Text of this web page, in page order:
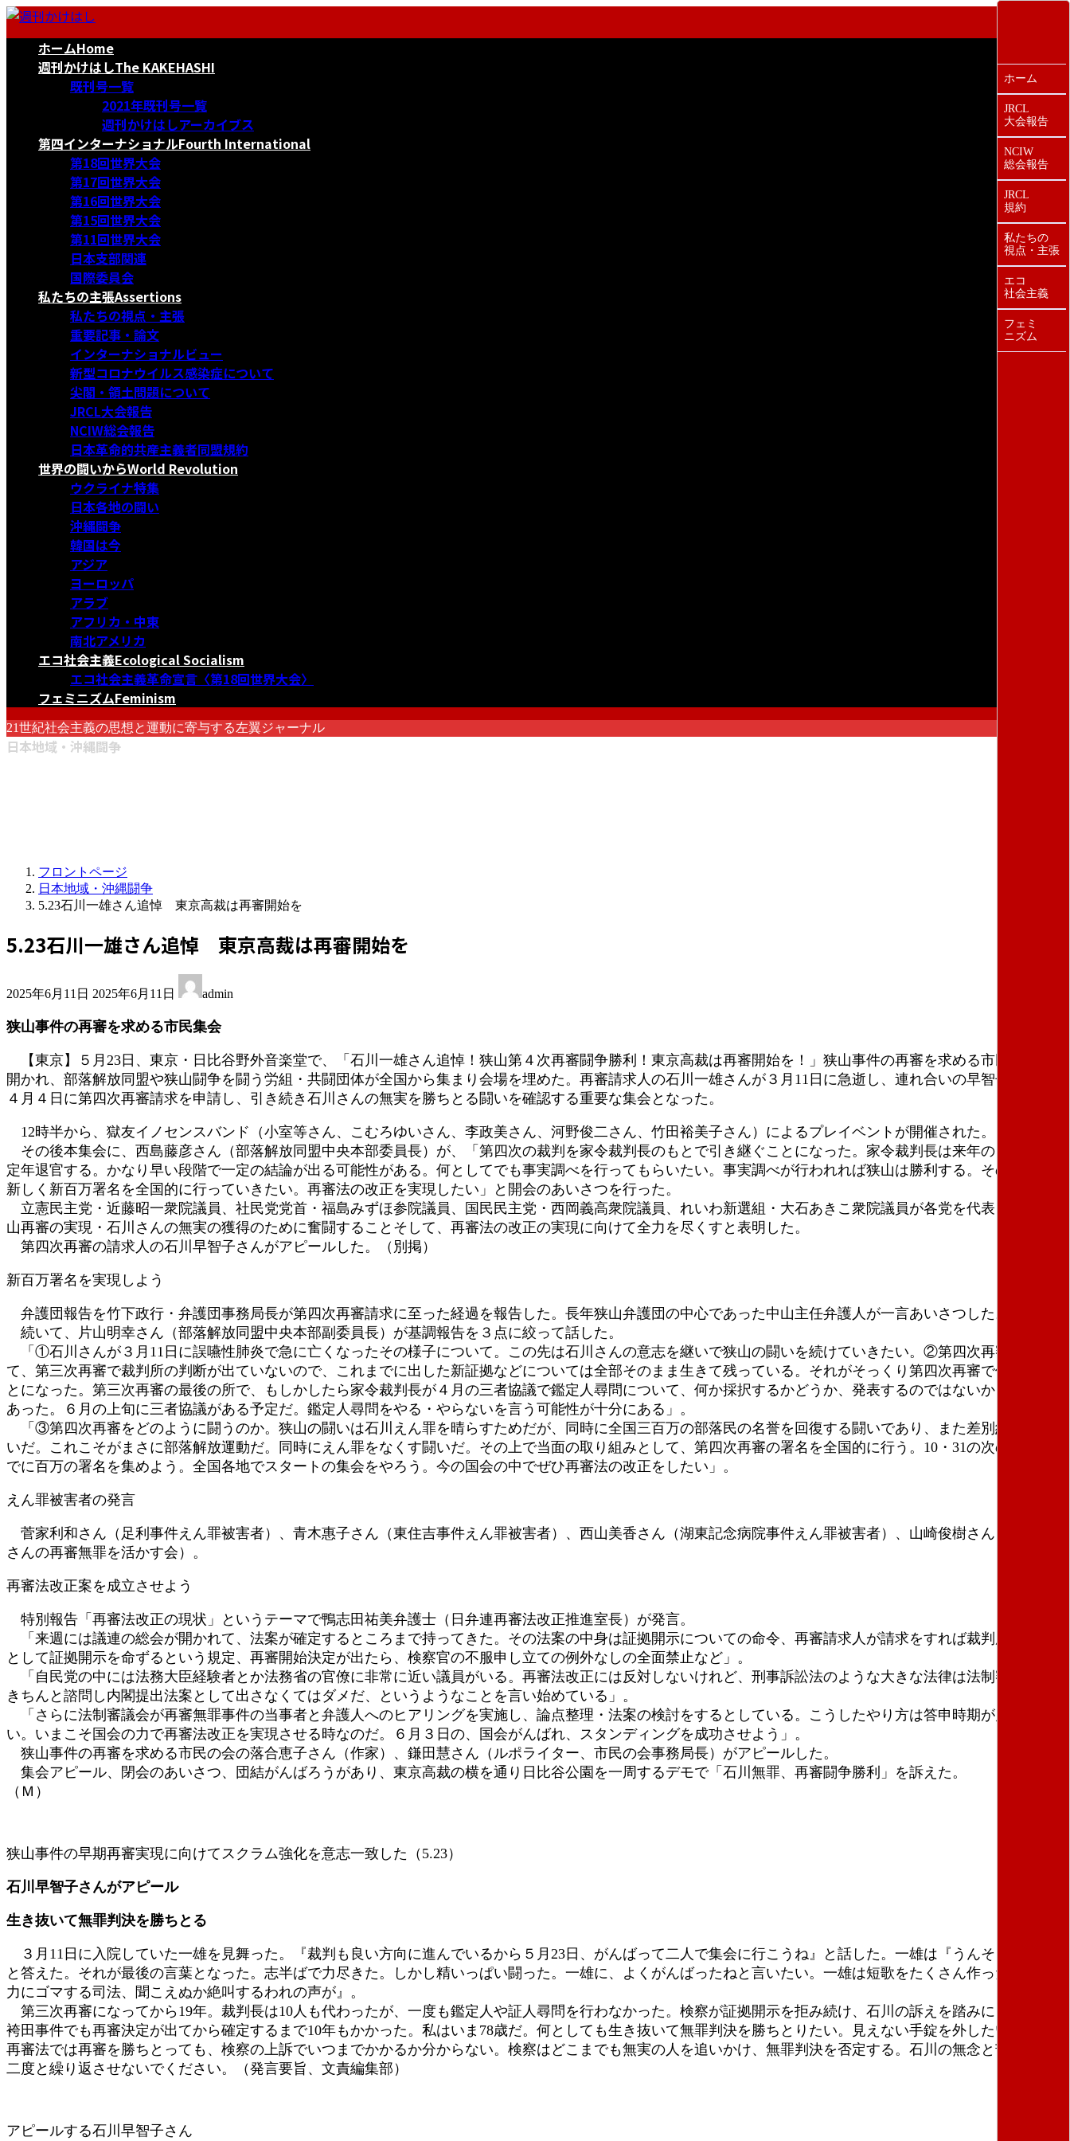
コ
ナ
ホームHome
週刊かけはしThe KAKEHASHI
既刊号一覧
2021年既刊号一覧
週刊かけはしアーカイブス
第四インターナショナルFourth International
第18回世界大会
第17回世界大会
第16回世界大会
第15回世界大会
第11回世界大会
日本支部関連
国際委員会
私たちの主張Assertions
私たちの視点・主張
重要記事・論文
インターナショナルビュー
新型コロナウイルス感染症について
尖閣・領土問題について
JRCL大会報告
NCIW総会報告
日本革命的共産主義者同盟規約
世界の闘いからWorld Revolution
ウクライナ特集
日本各地の闘い
沖縄闘争
韓国は今
アジア
ヨーロッパ
アラブ
アフリカ・中東
南北アメリカ
エコ社会主義Ecological Socialism
エコ社会主義革命宣言〈第18回世界大会〉
フェミニズムFeminism
21世紀社会主義の思想と運動に寄与する左翼ジャーナル
日本地域・沖縄闘争
フロントページ
日本地域・沖縄闘争
5.23石川一雄さん追悼 東京高裁は再審開始を
5.23石川一雄さん追悼 東京高裁は再審開始を
2025年6月11日 終
新
時
:
2025年6月11日 admin
狭山事件の再審を求める市民集会
【東京】５月23日、東京・日比谷野外音楽堂で、「石川一雄さん追悼！狭山第４次再審闘争勝利！東京高裁は再審開始を！」狭山事件の再審を求める市民集会が
開かれ、部落解放同盟や狭山闘争を闘う労組・共闘団体が全国から集まり会場を埋めた。再審請求人の石川一雄さんが３月11日に急逝し、連れ合いの早智子さんが
４月４日に第四次再審請求を申請し、引き続き石川さんの無実を勝ちとる闘いを確認する重要な集会となった。
12時半から、獄友イノセンスバンド（小室等さん、こむろゆいさん、李政美さん、河野俊二さん、竹田裕美子さん）によるプレイベントが開催された。
その後本集会に、西島藤彦さん（部落解放同盟中央本部委員長）が、「第四次の裁判を家令裁判長のもとで引き継ぐことになった。家令裁判長は来年の３月末で
定年退官する。かなり早い段階で一定の結論が出る可能性がある。何としてでも事実調べを行ってもらいたい。事実調べが行われれば狭山は勝利する。そのために
新しく新百万署名を全国的に行っていきたい。再審法の改正を実現したい」と開会のあいさつを行った。
立憲民主党・近藤昭一衆院議員、社民党党首・福島みずほ参院議員、国民民主党・西岡義高衆院議員、れいわ新選組・大石あきこ衆院議員が各党を代表して、狭
山再審の実現・石川さんの無実の獲得のために奮闘することそして、再審法の改正の実現に向けて全力を尽くすと表明した。
第四次再審の請求人の石川早智子さんがアピールした。（別掲）
新百万署名を実現しよう
弁護団報告を竹下政行・弁護団事務局長が第四次再審請求に至った経過を報告した。長年狭山弁護団の中心であった中山主任弁護人が一言あいさつした。
続いて、片山明幸さん（部落解放同盟中央本部副委員長）が基調報告を３点に絞って話した。
「①石川さんが３月11日に誤嚥性肺炎で急に亡くなったその様子について。この先は石川さんの意志を継いで狭山の闘いを続けていきたい。②第四次再審につい
て、第三次再審で裁判所の判断が出ていないので、これまでに出した新証拠などについては全部そのまま生きて残っている。それがそっくり第四次再審で使えるこ
とになった。第三次再審の最後の所で、もしかしたら家令裁判長が４月の三者協議で鑑定人尋問について、何か採択するかどうか、発表するのではないかと期待が
あった。６月の上旬に三者協議がある予定だ。鑑定人尋問をやる・やらないを言う可能性が十分にある」。
「③第四次再審をどのように闘うのか。狭山の闘いは石川えん罪を晴らすためだが、同時に全国三百万の部落民の名誉を回復する闘いであり、また差別糾弾の闘
いだ。これこそがまさに部落解放運動だ。同時にえん罪をなくす闘いだ。その上で当面の取り組みとして、第四次再審の署名を全国的に行う。10・31の次の集会ま
でに百万の署名を集めよう。全国各地でスタートの集会をやろう。今の国会の中でぜひ再審法の改正をしたい」。
えん罪被害者の発言
菅家利和さん（足利事件えん罪被害者）、青木惠子さん（東住吉事件えん罪被害者）、西山美香さん（湖東記念病院事件えん罪被害者）、山崎俊樹さん（袴田巌
さんの再審無罪を活かす会）。
再審法改正案を成立させよう
特別報告「再審法改正の現状」というテーマで鴨志田祐美弁護士（日弁連再審法改正推進室長）が発言。
「来週には議連の総会が開かれて、法案が確定するところまで持ってきた。その法案の中身は証拠開示についての命令、再審請求人が請求をすれば裁判所は原則
として証拠開示を命ずるという規定、再審開始決定が出たら、検察官の不服申し立ての例外なしの全面禁止など」。
「自民党の中には法務大臣経験者とか法務省の官僚に非常に近い議員がいる。再審法改正には反対しないけれど、刑事訴訟法のような大きな法律は法制審議会に
きちんと諮問し内閣提出法案として出さなくてはダメだ、というようなことを言い始めている」。
「さらに法制審議会が再審無罪事件の当事者と弁護人へのヒアリングを実施し、論点整理・法案の検討をするとしている。こうしたやり方は答申時期が見通せな
い。いまこそ国会の力で再審法改正を実現させる時なのだ。６月３日の、国会がんばれ、スタンディングを成功させよう」。
狭山事件の再審を求める市民の会の落合恵子さん（作家）、鎌田慧さん（ルポライター、市民の会事務局長）がアピールした。
集会アピール、閉会のあいさつ、団結がんばろうがあり、東京高裁の横を通り日比谷公園を一周するデモで「石川無罪、再審闘争勝利」を訴えた。
（Ｍ）
狭山事件の早期再審実現に向けてスクラム強化を意志一致した（5.23）
石川早智子さんがアピール
生き抜いて無罪判決を勝ちとる
３月11日に入院していた一雄を見舞った。『裁判も良い方向に進んでいるから５月23日、がんばって二人で集会に行こうね』と話した。一雄は『うんそうだね』
と答えた。それが最後の言葉となった。志半ばで力尽きた。しかし精いっぱい闘った。一雄に、よくがんばったねと言いたい。一雄は短歌をたくさん作った。『権
力にゴマする司法、聞こえぬか絶叫するわれの声が』。
第三次再審になってから19年。裁判長は10人も代わったが、一度も鑑定人や証人尋問を行わなかった。検察が証拠開示を拒み続け、石川の訴えを踏みにじった。
袴田事件でも再審決定が出てから確定するまで10年もかかった。私はいま78歳だ。何としても生き抜いて無罪判決を勝ちとりたい。見えない手錠を外したい。今の
再審法では再審を勝ちとっても、検察の上訴でいつまでかかるか分からない。検察はどこまでも無実の人を追いかけ、無罪判決を否定する。石川の無念と苦しみを
二度と繰り返させないでください。（発言要旨、文責編集部）
アピールする石川早智子さん
ホーム
JRCL
大会報告
NCIW
総会報告
JRCL
規約
私たちの
視点・主張
エコ
社会主義
フェミ
ニズム